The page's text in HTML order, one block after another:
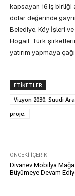
kapsayan 16 iş birliği
dolar değerinde
Belediye, Köy İşleri
Hogail, Türk
yatırım yapmaya
ETIKETLER
Vizyon 2030, Suudi
proje,
ÖNCEKI İÇERIK
Divanev Mobilya
Büyümeye Devam